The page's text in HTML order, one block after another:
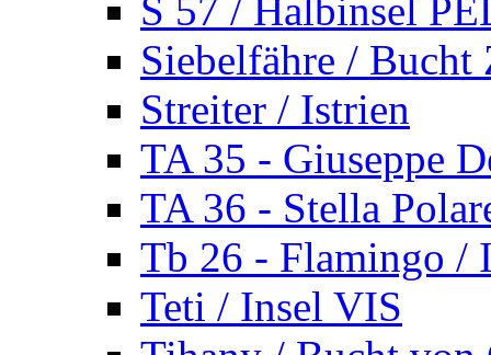
S 57 / Halbinsel
Siebelfähre / Bucht
Streiter / Istrien
TA 35 - Giuseppe
TA 36 - Stella
Tb 26 - Flamingo /
Teti / Insel VIS